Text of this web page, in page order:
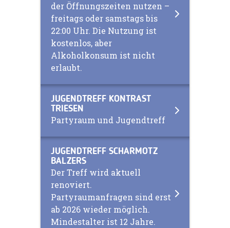
der Öffnungszeiten nutzen –
freitags oder samstags bis
22:00 Uhr. Die Nutzung ist
kostenlos, aber
Alkoholkonsum ist nicht
erlaubt.
JUGENDTREFF KONTRAST
TRIESEN
Partyraum und Jugendtreff
JUGENDTREFF SCHARMOTZ
BALZERS
Der Treff wird aktuell
renoviert.
Partyraumanfragen sind erst
ab 2026 wieder möglich.
Mindestalter ist 12 Jahre.